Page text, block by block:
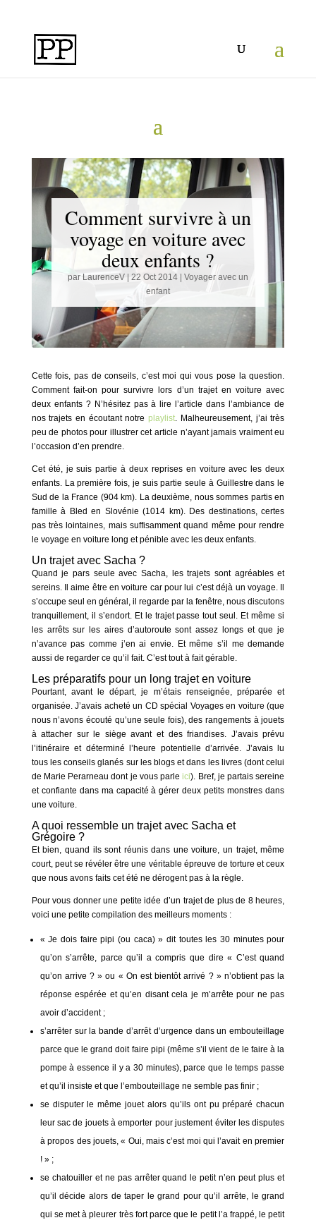
Comment survivre à un
voyage en voiture avec
deux enfants ?
par LaurenceV| 22 Oct 2014| Voyager avec un
enfant
Cette fois, pas de conseils, c’est moi qui vous pose la question.
Comment fait-on pour survivre lors d’un trajet en voiture avec
deux enfants ? N’hésitez pas à lire l’article dans l’ambiance de
nos trajets en écoutant notreplaylist . Malheureusement, j’ai très
peu de photos pour illustrer cet article n’ayant jamais vraiment eu
l’occasion d’en prendre.
Cet été, je suis partie à deux reprises en voiture avec les deux
enfants. La première fois, je suis partie seule à Guillestre dans le
Sud de la France (904 km). La deuxième, nous sommes partis en
famille à Bled en Slovénie (1014 km). Des destinations, certes
pas très lointaines, mais suffisamment quand même pour rendre
le voyage en voiture long et pénible avec les deux enfants.
Un trajet avec Sacha ?
Quand je pars seule avec Sacha, les trajets sont agréables et
sereins. Il aime être en voiture car pour lui c’est déjà un voyage. Il
s’occupe seul en général, il regarde par la fenêtre, nous discutons
tranquillement, il s’endort. Et le trajet passe tout seul. Et même si
les arrêts sur les aires d’autoroute sont assez longs et que je
n’avance pas comme j’en ai envie. Et même s’il me demande
aussi de regarder ce qu’il fait. C’est tout à fait gérable.
Les préparatifs pour un long trajet en voiture
Pourtant, avant le départ, je m’étais renseignée, préparée et
organisée. J’avais acheté un CD spécial Voyages en voiture (que
nous n’avons écouté qu’une seule fois), des rangements à jouets
à attacher sur le siège avant et des friandises. J’avais prévu
l’itinéraire et déterminé l’heure potentielle d’arrivée. J’avais lu
tous les conseils glanés sur les blogs et dans les livres (dont celui
de Marie Perarneau dont je vous parleici). Bref, je partais sereine
et confiante dans ma capacité à gérer deux petits monstres dans
une voiture.
A quoi ressemble un trajet avec Sacha et
Grégoire ?
Et bien, quand ils sont réunis dans une voiture, un trajet, même
court, peut se révéler être une véritable épreuve de torture et ceux
que nous avons faits cet été ne dérogent pas à la règle.
Pour vous donner une petite idée d’un trajet de plus de 8 heures,
voici une petite compilation des meilleurs moments :
« Je dois faire pipi (ou caca) » dit toutes les 30 minutes pour
qu’on s’arrête, parce qu’il a compris que dire « C’est quand
qu’on arrive ? » ou « On est bientôt arrivé ? » n’obtient pas la
réponse espérée et qu’en disant cela je m’arrête pour ne pas
avoir d’accident ;
s’arrêter sur la bande d’arrêt d’urgence dans un embouteillage
parce que le grand doit faire pipi (même s’il vient de le faire à la
pompe à essence il y a 30 minutes), parce que le temps passe
et qu’il insiste et que l’embouteillage ne semble pas finir ;
se disputer le même jouet alors qu’ils ont pu préparé chacun
leur sac de jouets à emporter pour justement éviter les disputes
à propos des jouets, « Oui, mais c’est moi qui l’avait en premier
! » ;
se chatouiller et ne pas arrêter quand le petit n’en peut plus et
qu’il décide alors de taper le grand pour qu’il arrête, le grand
qui se met à pleurer très fort parce que le petit l’a frappé, le petit